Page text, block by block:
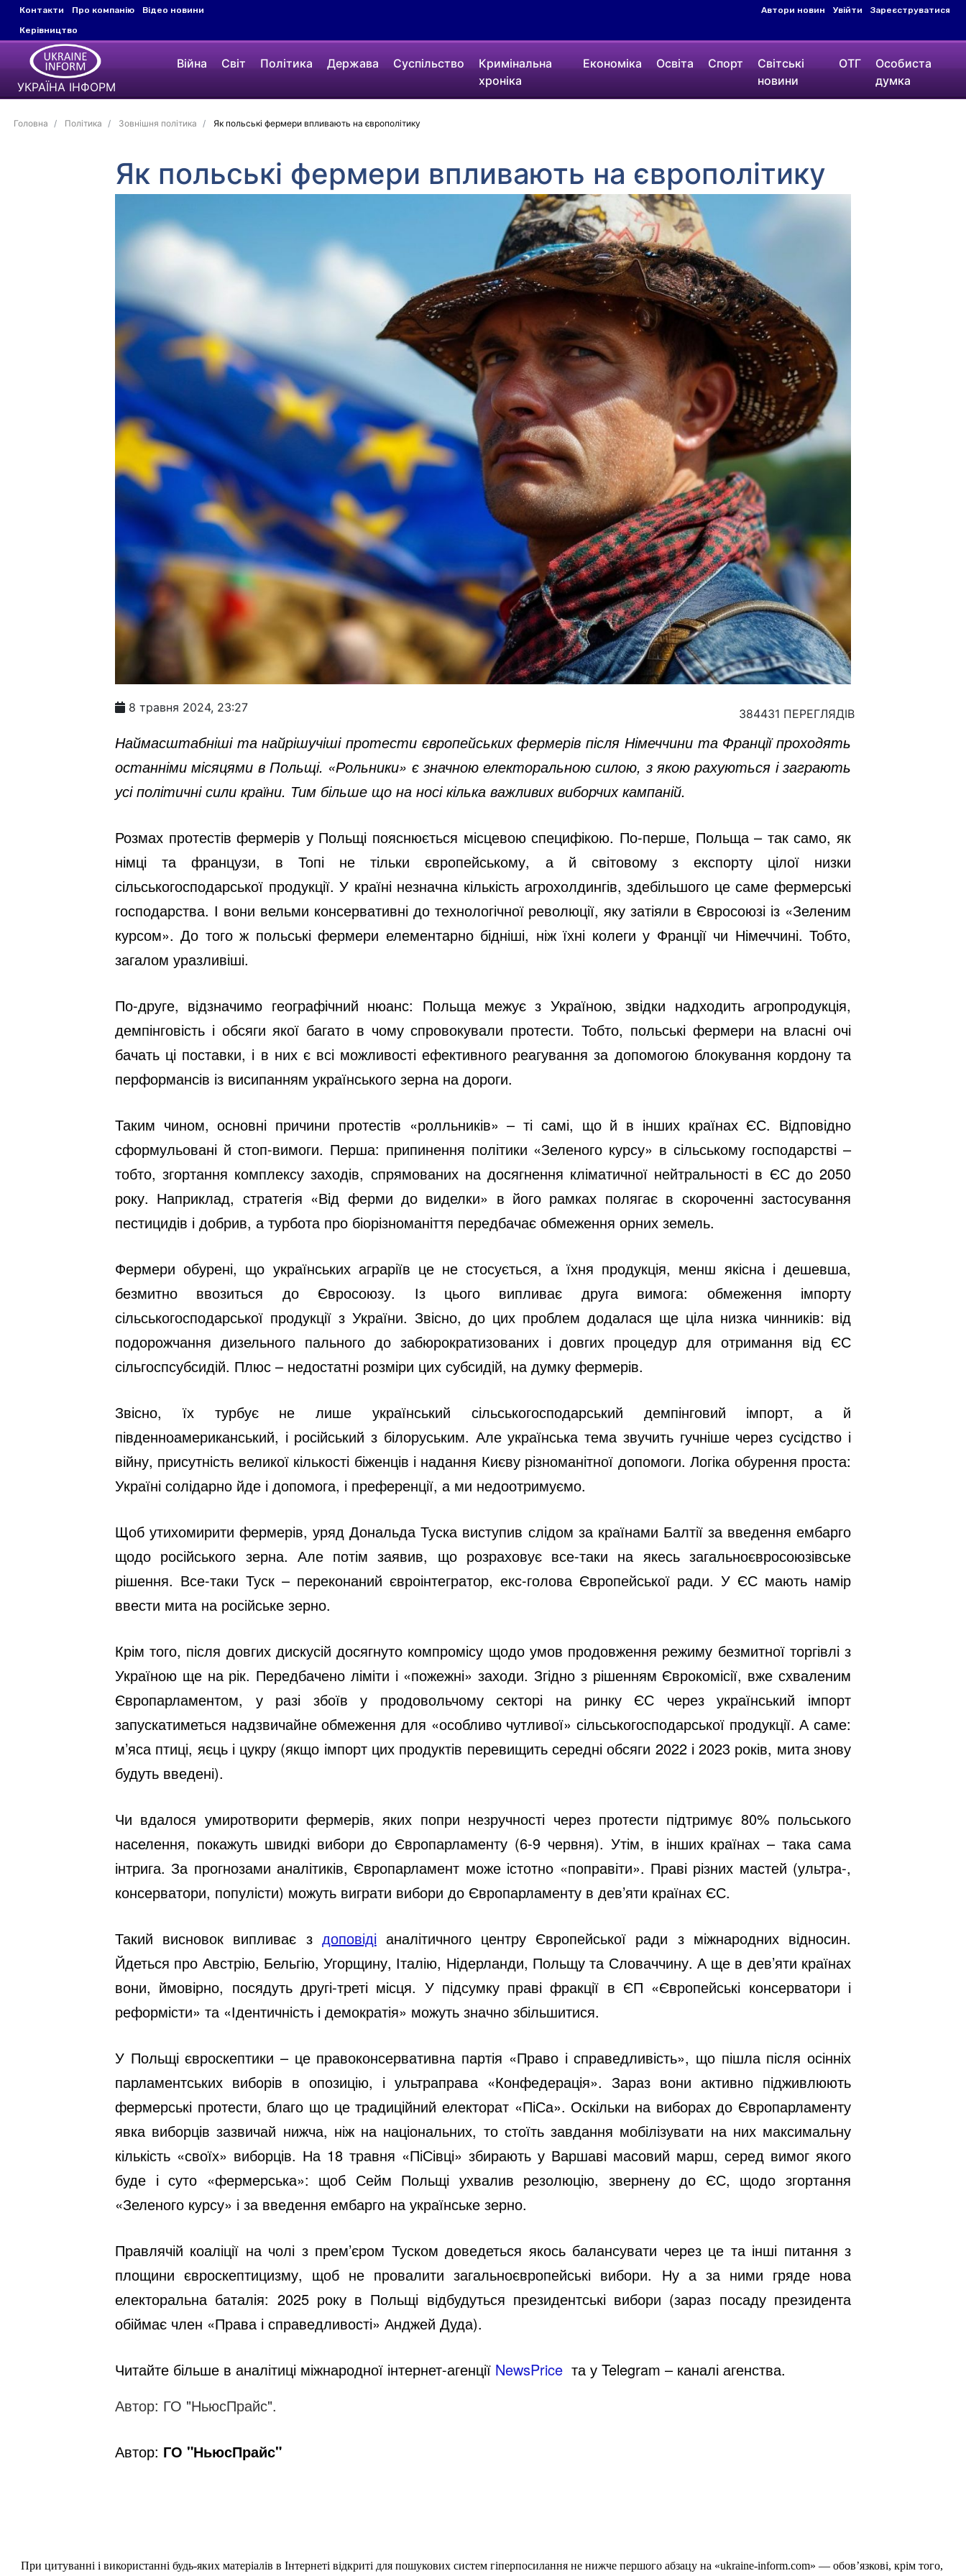
Контакти Про компанію
Відео новини
Керівництво
Автори новин Увійти Зареєструватися
УКРАЇНА ІНФОРМ
Війна Світ Політика Держава Суспільство
Кримінальна
хроніка
Економіка Освіта Спорт
Світські
новини
ОТГ
Особиста
думка
Головна Політика Зовнішня політика Як польські фермери впливають на європолітику
Як польські фермери впливають на європолітику
8 травня 2024, 23:27 384431 ПЕРЕГЛЯДІВ
Наймасштабніші та найрішучіші протести європейських фермерів після Німеччини та Франції проходять
останніми місяцями в Польщі. «Рольники» є значною електоральною силою, з якою рахуються і заграють
усі політичні сили країни. Тим більше що на носі кілька важливих виборчих кампаній.
Розмах протестів фермерів у Польщі пояснюється місцевою специфікою. По-перше, Польща – так само, як
німці та французи, в Топі не тільки європейському, а й світовому з експорту цілої низки
сільськогосподарської продукції. У країні незначна кількість агрохолдингів, здебільшого це саме фермерські
господарства. І вони вельми консервативні до технологічної революції, яку затіяли в Євросоюзі із «Зеленим
курсом». До того ж польські фермери елементарно бідніші, ніж їхні колеги у Франції чи Німеччині. Тобто,
загалом уразливіші.
По-друге, відзначимо географічний нюанс: Польща межує з Україною, звідки надходить агропродукція,
демпінговість і обсяги якої багато в чому спровокували протести. Тобто, польські фермери на власні очі
бачать ці поставки, і в них є всі можливості ефективного реагування за допомогою блокування кордону та
перформансів із висипанням українського зерна на дороги.
Таким чином, основні причини протестів «ролльників» – ті самі, що й в інших країнах ЄС. Відповідно
сформульовані й стоп-вимоги. Перша: припинення політики «Зеленого курсу» в сільському господарстві –
тобто, згортання комплексу заходів, спрямованих на досягнення кліматичної нейтральності в ЄС до 2050
року. Наприклад, стратегія «Від ферми до виделки» в його рамках полягає в скороченні застосування
пестицидів і добрив, а турбота про біорізноманіття передбачає обмеження орних земель.
Фермери обурені, що українських аграріїв це не стосується, а їхня продукція, менш якісна і дешевша,
безмитно ввозиться до Євросоюзу. Із цього випливає друга вимога: обмеження імпорту
сільськогосподарської продукції з України. Звісно, до цих проблем додалася ще ціла низка чинників: від
подорожчання дизельного пального до забюрократизованих і довгих процедур для отримання від ЄС
сільгоспсубсидій. Плюс – недостатні розміри цих субсидій, на думку фермерів.
Звісно, їх турбує не лише український сільськогосподарський демпінговий імпорт, а й
південноамериканський, і російський з білоруським. Але українська тема звучить гучніше через сусідство і
війну, присутність великої кількості біженців і надання Києву різноманітної допомоги. Логіка обурення проста:
Україні солідарно йде і допомога, і преференції, а ми недоотримуємо.
Щоб утихомирити фермерів, уряд Дональда Туска виступив слідом за країнами Балтії за введення ембарго
щодо російського зерна. Але потім заявив, що розраховує все-таки на якесь загальноєвросоюзівське
рішення. Все-таки Туск – переконаний євроінтегратор, екс-голова Європейської ради. У ЄС мають намір
ввести мита на російське зерно.
Крім того, після довгих дискусій досягнуто компромісу щодо умов продовження режиму безмитної торгівлі з
Україною ще на рік. Передбачено ліміти і «пожежні» заходи. Згідно з рішенням Єврокомісії, вже схваленим
Європарламентом, у разі збоїв у продовольчому секторі на ринку ЄС через український імпорт
запускатиметься надзвичайне обмеження для «особливо чутливої» сільськогосподарської продукції. А саме:
м’яса птиці, яєць і цукру (якщо імпорт цих продуктів перевищить середні обсяги 2022 і 2023 років, мита знову
будуть введені).
Чи вдалося умиротворити фермерів, яких попри незручності через протести підтримує 80% польського
населення, покажуть швидкі вибори до Європарламенту (6-9 червня). Утім, в інших країнах – така сама
інтрига. За прогнозами аналітиків, Європарламент може істотно «поправіти». Праві різних мастей (ультра-,
консерватори, популісти) можуть виграти вибори до Європарламенту в дев’яти країнах ЄС.
Такий висновок випливає з доповіді аналітичного центру Європейської ради з міжнародних відносин.
Йдеться про Австрію, Бельгію, Угорщину, Італію, Нідерланди, Польщу та Словаччину. А ще в дев’яти країнах
вони, ймовірно, посядуть другі-треті місця. У підсумку праві фракції в ЄП «Європейські консерватори і
реформісти» та «Ідентичність і демократія» можуть значно збільшитися.
У Польщі євроскептики – це правоконсервативна партія «Право і справедливість», що пішла після осінніх
парламентських виборів в опозицію, і ультраправа «Конфедерація». Зараз вони активно підживлюють
фермерські протести, благо що це традиційний електорат «ПіСа». Оскільки на виборах до Європарламенту
явка виборців зазвичай нижча, ніж на національних, то стоїть завдання мобілізувати на них максимальну
кількість «своїх» виборців. На 18 травня «ПіСівці» збирають у Варшаві масовий марш, серед вимог якого
буде і суто «фермерська»: щоб Сейм Польщі ухвалив резолюцію, звернену до ЄС, щодо згортання
«Зеленого курсу» і за введення ембарго на українське зерно.
Правлячій коаліції на чолі з прем’єром Туском доведеться якось балансувати через це та інші питання з
площини євроскептицизму, щоб не провалити загальноєвропейські вибори. Ну а за ними гряде нова
електоральна баталія: 2025 року в Польщі відбудуться президентські вибори (зараз посаду президента
обіймає член «Права і справедливості» Анджей Дуда).
Читайте більше в аналітиці міжнародної інтернет-агенції NewsPriceта уTelegram – каналі агенства.
Автор: ГО "НьюсПрайс".
Автор: ГО "НьюсПрайс"
При цитуванні і використанні будь-яких матеріалів в Інтернеті відкриті для пошукових систем гіперпосилання не нижче першого абзацу на «ukraine-inform.com» — обов’язкові, крім того,